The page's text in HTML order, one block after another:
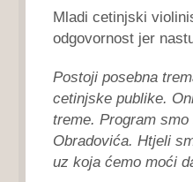
Mladi cetinjski
odgovornost jer
Postoji posebna
cetinjske publike.
treme. Program
Obradovića. Htjeli
uz koja ćemo moći